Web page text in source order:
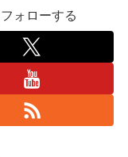
ォローする